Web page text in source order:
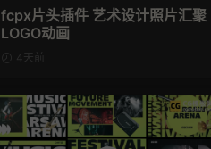
fcpx片头插件 艺术设计照片汇聚
LOGO动画
4天前